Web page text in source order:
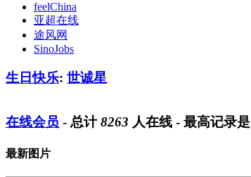
feelChina
亚超在线
途风网
SinoJobs
生日快乐: 世诚星
在线会员 - 总计8263 人在线 - 最高记录是
最新图片